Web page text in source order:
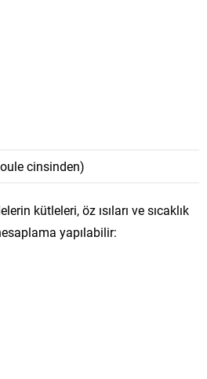
cinsinden)
kütleleri, öz ısıları ve sıcaklık
yapılabilir: